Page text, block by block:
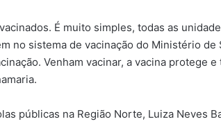
É muito simples, todas as
no sistema de vacinação do Ministério
Venham vacinar, a vacina protege
públicas na Região Norte, Luiza Neves